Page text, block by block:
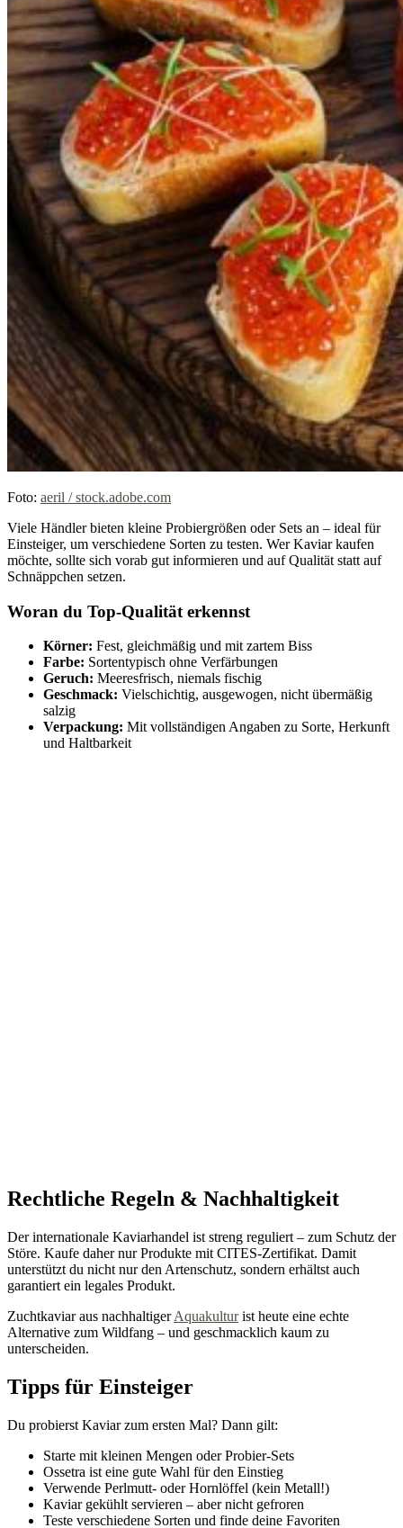
Foto: aeril / stock.adobe.com
Viele Händler bieten kleine Probiergrößen oder Sets an – ideal für
Einsteiger, um verschiedene Sorten zu testen. Wer Kaviar kaufen
möchte, sollte sich vorab gut informieren und auf Qualität statt auf
Schnäppchen setzen.
Woran du Top-Qualität erkennst
Körner: Fest, gleichmäßig und mit zartem Biss
Farbe: Sortentypisch ohne Verfärbungen
Geruch: Meeresfrisch, niemals fischig
Geschmack: Vielschichtig, ausgewogen, nicht übermäßig
salzig
Verpackung: Mit vollständigen Angaben zu Sorte, Herkunft
und Haltbarkeit
Rechtliche Regeln & Nachhaltigkeit
Der internationale Kaviarhandel ist streng reguliert – zum Schutz der
Störe. Kaufe daher nur Produkte mit CITES-Zertifikat. Damit
unterstützt du nicht nur den Artenschutz, sondern erhältst auch
garantiert ein legales Produkt.
Zuchtkaviar aus nachhaltigerAquakulturist heute eine echte
Alternative zum Wildfang – und geschmacklich kaum zu
unterscheiden.
Tipps für Einsteiger
Du probierst Kaviar zum ersten Mal? Dann gilt:
Starte mit kleinen Mengen oder Probier-Sets
Ossetra ist eine gute Wahl für den Einstieg
Verwende Perlmutt- oder Hornlöffel (kein Metall!)
Kaviar gekühlt servieren – aber nicht gefroren
Teste verschiedene Sorten und finde deine Favoriten